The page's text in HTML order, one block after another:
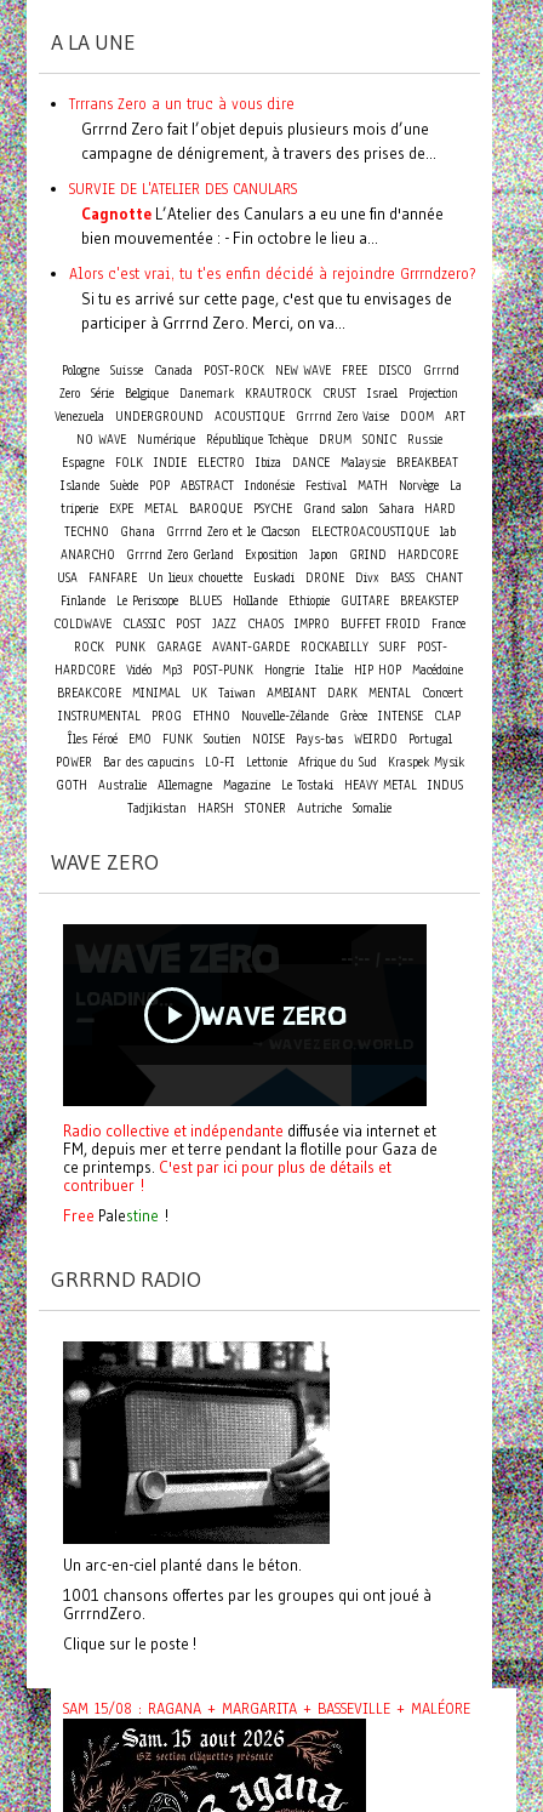
A LA UNE
Trrrans Zero a un truc à vous dire
Grrrnd Zero fait l’objet depuis plusieurs mois d’une
campagne de dénigrement, à travers des prises de...
SURVIE DE L'ATELIER DES CANULARS
CagnotteL’Atelier des Canulars a eu une fin d'année
bien mouvementée : - Fin octobre le lieu a...
Alors c'est vrai, tu t'es enfin décidé à rejoindre Grrrndzero?
Si tu es arrivé sur cette page, c'est que tu envisages de
participer à Grrrnd Zero. Merci, on va...
Pologne Suisse Canada POST-ROCK NEW WAVE FREE DISCO
Grrrnd
Zero
Série Belgique Danemark KRAUTROCK CRUST Israel
Projection
Venezuela
UNDERGROUND ACOUSTIQUE Grrrnd Zero Vaise DOOM
ART
NO WAVE
Numérique République Tchèque DRUM SONIC
Russie
Espagne
FOLK INDIE ELECTRO Ibiza DANCE Malaysie
BREAKBEAT
Islande
Suède POP ABSTRACT Indonésie Festival MATH Norvège
La
triperie
EXPE METAL BAROQUE PSYCHE Grand salon Sahara
HARD
TECHNO
Ghana Grrrnd Zero et le Clacson ELECTROACOUSTIQUE
lab
ANARCHO
Grrrnd Zero Gerland Exposition Japon GRIND
HARDCORE
USA
FANFARE Un lieux chouette Euskadi DRONE Divx BASS
CHANT
Finlande
Le Periscope BLUES Hollande Ethiopie GUITARE
BREAKSTEP
COLDWAVE
CLASSIC POST JAZZ CHAOS IMPRO BUFFET FROID
France
ROCK
PUNK GARAGE AVANT-GARDE ROCKABILLY SURF
POST-
HARDCORE
Vidéo Mp3 POST-PUNK Hongrie Italie HIP HOP
Macédoine
BREAKCORE
MINIMAL UK Taiwan AMBIANT DARK MENTAL Concert
INSTRUMENTAL PROG ETHNO Nouvelle-Zélande Grèce INTENSE
CLAP
Îles Féroé
EMO FUNK Soutien NOISE Pays-bas WEIRDO
Portugal
POWER
Bar des capucins LO-FI Lettonie Afrique du Sud
Kraspek Mysik
GOTH
Australie Allemagne Magazine Le Tostaki HEAVY METAL INDUS
Tadjikistan
HARSH STONER Autriche Somalie
WAVE ZERO
Radio collective et indépendante diffusée via internet et
FM, depuis mer et terre pendant la flotille pour Gaza de
ce printemps. C'est par ici pour plus de détails et
contribuer !
Free Palestine !
GRRRND RADIO
Un arc-en-ciel planté dans le béton.
1001 chansons offertes par les groupes qui ont joué à
GrrrndZero.
Clique sur le poste !
SAM 15/08 : RAGANA + MARGARITA + BASSEVILLE + MALÉORE